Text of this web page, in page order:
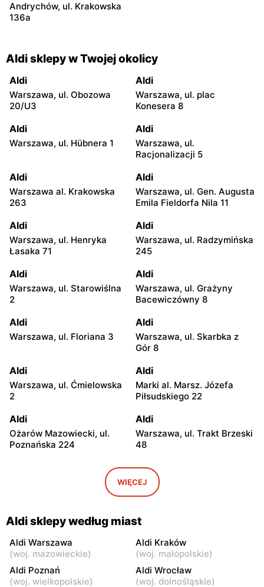
Andrychów, ul. Krakowska
136a
Aldi sklepy w Twojej okolicy
Aldi
Warszawa, ul. Obozowa
20/U3
Aldi
Warszawa, ul. plac
Konesera 8
Aldi
Warszawa, ul. Hübnera 1
Aldi
Warszawa, ul.
Racjonalizacji 5
Aldi
Warszawa al. Krakowska
263
Aldi
Warszawa, ul. Gen. Augusta
Emila Fieldorfa Nila 11
Aldi
Warszawa, ul. Henryka
Łasaka 71
Aldi
Warszawa, ul. Radzymińska
245
Aldi
Warszawa, ul. Starowiślna
2
Aldi
Warszawa, ul. Grażyny
Bacewiczówny 8
Aldi
Warszawa, ul. Floriana 3
Aldi
Warszawa, ul. Skarbka z
Gór 8
Aldi
Warszawa, ul. Ćmielowska
2
Aldi
Marki al. Marsz. Józefa
Piłsudskiego 22
Aldi
Ożarów Mazowiecki, ul.
Poznańska 224
Aldi
Warszawa, ul. Trakt Brzeski
48
Stara Iwiczna, ul. Nowa 4B
Aldi
Kobyłka, ul. Przyjacielska 1
Józefów, ul. Graniczna 2
Legionowo, ul. Jagiellońska
Aldi
Wołomin, ul. Mikołaja Reja
14
Aldi
Radzymin, ul. Wołomińska 5
WIĘCEJ
Aldi sklepy według miast
Aldi Warszawa
(woj. mazowieckie)
Aldi Kraków
(woj. małopolskie)
Aldi Poznań
(woj. wielkopolskie)
Aldi Wrocław
(woj. dolnośląskie)